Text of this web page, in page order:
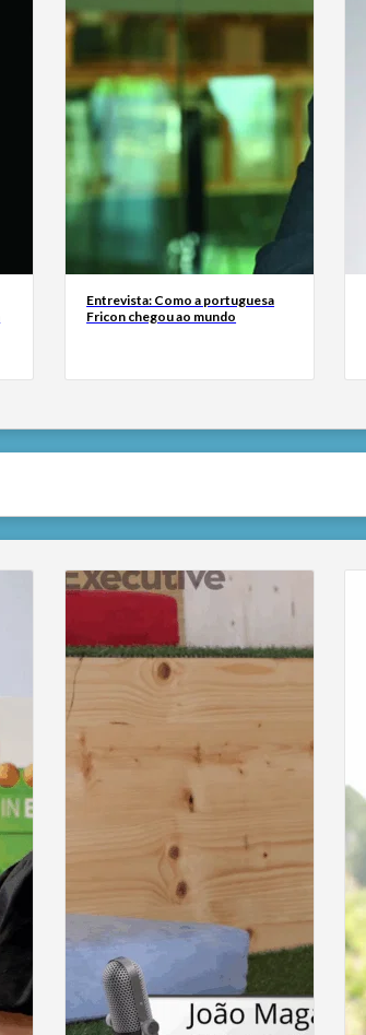
Entrevista: Como a portuguesa
Fricon chegou ao mundo